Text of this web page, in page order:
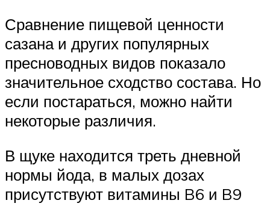
Сравнение пищевой ценности
сазана и других популярных
пресноводных видов показало
значительное сходство состава. Но
если постараться, можно найти
некоторые различия.
В щуке находится треть дневной
нормы йода, в малых дозах
присутствуют витамины B6 и B9